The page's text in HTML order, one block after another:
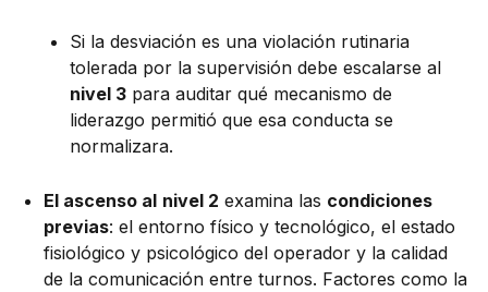
Si la desviación es una violación rutinaria
tolerada por la supervisión debe escalarse al
nivel 3 para auditar qué mecanismo de
liderazgo permitió que esa conducta se
normalizara.
El ascenso al nivel 2 examina las condiciones
previas: el entorno físico y tecnológico, el estado
fisiológico y psicológico del operador y la calidad
de la comunicación entre turnos. Factores como la